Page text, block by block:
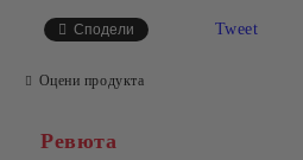
Сподели Tweet
Оцени продукта
Ревюта